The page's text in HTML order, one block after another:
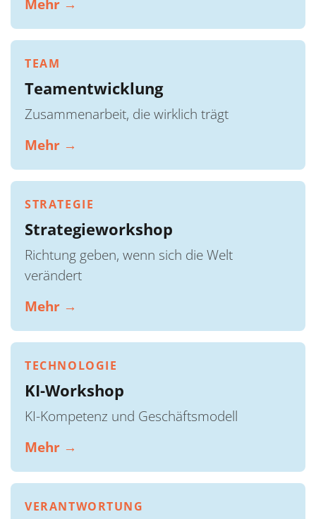
Mehr →
TEAM
Teamentwicklung
Zusammenarbeit, die wirklich trägt
Mehr →
STRATEGIE
Strategieworkshop
Richtung geben, wenn sich die Welt
verändert
Mehr →
TECHNOLOGIE
KI-Workshop
KI-Kompetenz und Geschäftsmodell
Mehr →
VERANTWORTUNG